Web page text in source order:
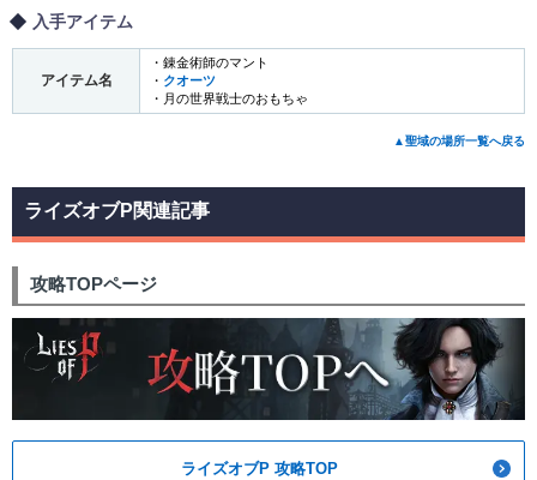
入手アイテム
アイテム名
・錬金術師のマント
・ クオーツ
・月の世界戦士のおもちゃ
▲聖域の場所一覧へ戻る
ライズオブP関連記事
攻略TOPページ
ライズオブP 攻略TOP